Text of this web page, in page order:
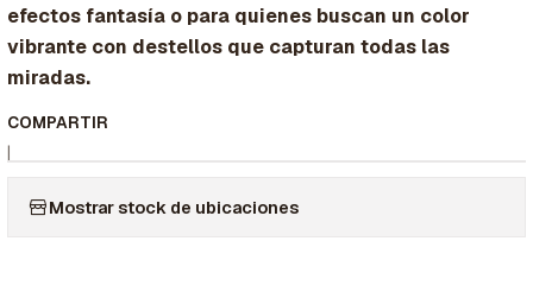
efectos fantasía o para quienes buscan un color
vibrante con destellos que capturan todas las
miradas.
COMPARTIR
|
Mostrar stock de ubicaciones